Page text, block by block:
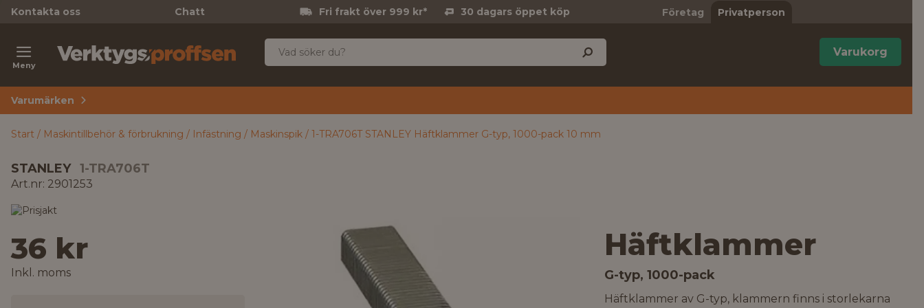
Kontakta oss Chatt Fri frakt över 999 kr* 30 dagars öppet köp Företag Privatperson
Meny
Varukorg
Varumärken
Start Maskintillbehör & förbrukning Infästning Maskinspik 1-TRA706T STANLEY Häftklammer G-typ, 1000-pack 10 mm
STANLEY 1-TRA706T
Art.nr: 2901253
36 kr
Inkl. moms
Häftklammer
G-typ, 1000-pack
Häftklammer av G-typ, klammern finns i storlekarna